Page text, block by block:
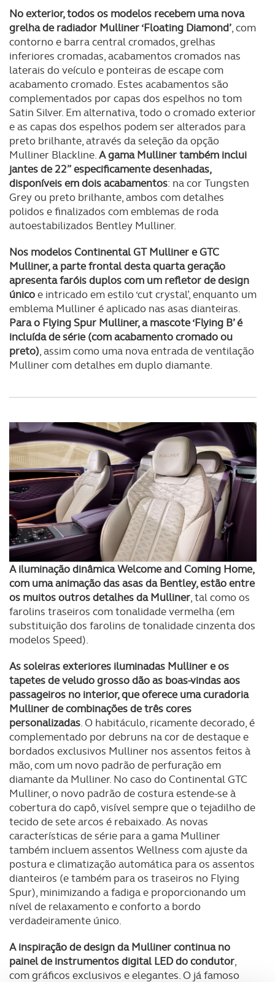
No exterior, todos os modelos recebem uma nova
grelha de radiador Mulliner ‘Floating Diamond’, com
contorno e barra central cromados, grelhas
inferiores cromadas, acabamentos cromados nas
laterais do veículo e ponteiras de escape com
acabamento cromado. Estes acabamentos são
complementados por capas dos espelhos no tom
Satin Silver. Em alternativa, todo o cromado exterior
e as capas dos espelhos podem ser alterados para
preto brilhante, através da seleção da opção
Mulliner Blackline.A gama Mulliner também inclui
jantes de 22” especificamente desenhadas,
disponíveis em dois acabamentos: na cor Tungsten
Grey ou preto brilhante, ambos com detalhes
polidos e finalizados com emblemas de roda
autoestabilizados Bentley Mulliner.
Nos modelos Continental GT Mulliner e GTC
Mulliner, a parte frontal desta quarta geração
apresenta faróis duplos com um refletor de design
únicoe intricado em estilo ‘cut crystal’, enquanto um
emblema Mulliner é aplicado nas asas dianteiras.
Para o Flying Spur Mulliner, a mascote ‘Flying B’ é
incluída de série (com acabamento cromado ou
preto), assim como uma nova entrada de ventilação
Mulliner com detalhes em duplo diamante.
A iluminação dinâmica Welcome and Coming Home,
com uma animação das asas da Bentley, estão entre
os muitos outros detalhes da Mulliner, tal como os
farolins traseiros com tonalidade vermelha (em
substituição dos farolins de tonalidade cinzenta dos
modelos Speed).
As soleiras exteriores iluminadas Mulliner e os
tapetes de veludo grosso dão as boas-vindas aos
passageiros no interior, que oferece uma curadoria
Mulliner de combinações de três cores
personalizadas. O habitáculo, ricamente decorado, é
complementado por debruns na cor de destaque e
bordados exclusivos Mulliner nos assentos feitos à
mão, com um novo padrão de perfuração em
diamante da Mulliner. No caso do Continental GTC
Mulliner, o novo padrão de costura estende-se à
cobertura do capô, visível sempre que o tejadilho de
tecido de sete arcos é rebaixado. As novas
características de série para a gama Mulliner
também incluem assentos Wellness com ajuste da
postura e climatização automática para os assentos
dianteiros (e também para os traseiros no Flying
Spur), minimizando a fadiga e proporcionando um
nível de relaxamento e conforto a bordo
verdadeiramente único.
A inspiração de design da Mulliner continua no
painel de instrumentos digital LED do condutor,
com gráficos exclusivos e elegantes. O já famoso